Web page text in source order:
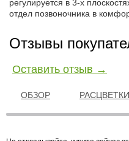
регулируется в 3-х
отдел позвоночника в
Отзывы
Оставить отзыв →
ОБЗОР РАСЦВЕТКИ